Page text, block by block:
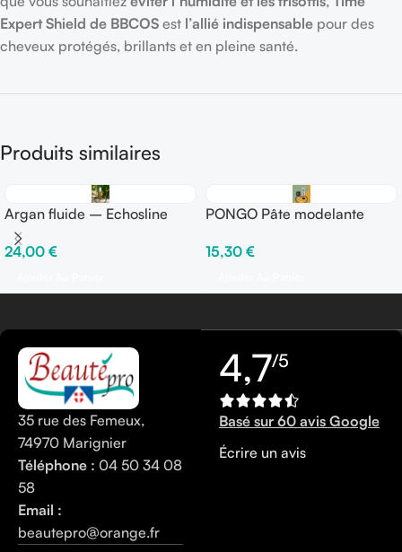
Expert Shield de BBCOS est l’allié indispensable pour des
cheveux protégés, brillants et en pleine santé.
Produits similaires
Argan fluide – Echosline
24,00 €
PONGO Pâte modelante
15,30 €
35 rue des Femeux,
74970 Marignier
Téléphone : 04 50 34 08
58
Email :
beautepro@orange.fr
4,7/5
Basé sur 60 avis Google
Écrire un avis